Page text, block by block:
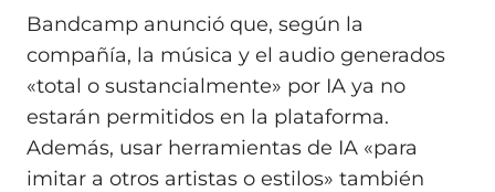
Bandcamp anunció que, según la
compañía, la música y el audio generados
«total o sustancialmente» por IA ya no
estarán permitidos en la plataforma.
Además, usar herramientas de IA «para
imitar a otros artistas o estilos» también